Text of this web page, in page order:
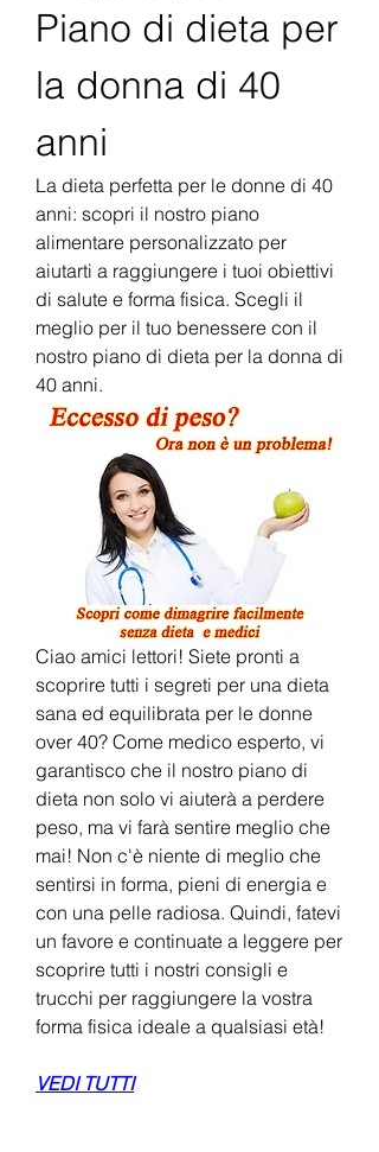
Piano di dieta per
la donna di 40
anni
La dieta perfetta per le donne di 40
anni: scopri il nostro piano
alimentare personalizzato per
aiutarti a raggiungere i tuoi obiettivi
di salute e forma fisica. Scegli il
meglio per il tuo benessere con il
nostro piano di dieta per la donna di
40 anni.
Ciao amici lettori! Siete pronti a
scoprire tutti i segreti per una dieta
sana ed equilibrata per le donne
over 40? Come medico esperto, vi
garantisco che il nostro piano di
dieta non solo vi aiuterà a perdere
peso, ma vi farà sentire meglio che
mai! Non c'è niente di meglio che
sentirsi in forma, pieni di energia e
con una pelle radiosa. Quindi, fatevi
un favore e continuate a leggere per
scoprire tutti i nostri consigli e
trucchi per raggiungere la vostra
forma fisica ideale a qualsiasi età!
VEDI TUTTI